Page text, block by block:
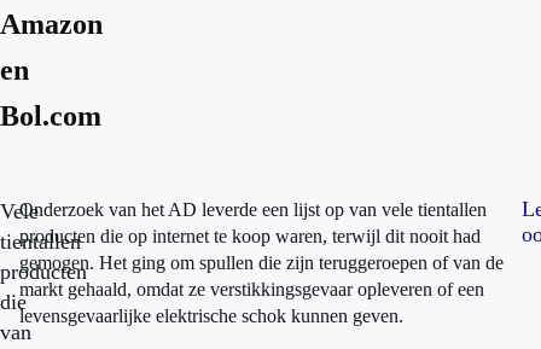
Amazon
en
Bol.com
Vele
tientallen
producten
die
van
Onderzoek van het AD leverde een lijst op van vele tientallen
producten die op internet te koop waren, terwijl dit nooit had
gemogen. Het ging om spullen die zijn teruggeroepen of van de
markt gehaald, omdat ze verstikkingsgevaar opleveren of een
levensgevaarlijke elektrische schok kunnen geven.